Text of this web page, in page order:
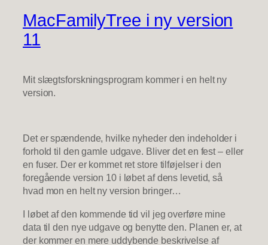
MacFamilyTree i ny version
11
Mit slægtsforskningsprogram kommer i en helt ny
version.
Det er spændende, hvilke nyheder den indeholder i
forhold til den gamle udgave. Bliver det en fest – eller
en fuser. Der er kommet ret store tilføjelser i den
foregående version 10 i løbet af dens levetid, så
hvad mon en helt ny version bringer…
I løbet af den kommende tid vil jeg overføre mine
data til den nye udgave og benytte den. Planen er, at
der kommer en mere uddybende beskrivelse af